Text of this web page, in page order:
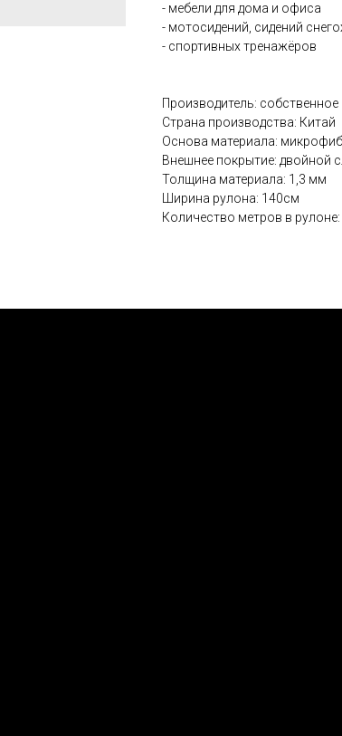
- мебели для дома и офиса
- мотосидений, сидений
- спортивных тренажёров
Производитель:
Страна производства: Китай
Основа материала:
Внешнее покрытие: двойной
Толщина материала: 1,3 мм
Ширина рулона: 140см
Количество метров в